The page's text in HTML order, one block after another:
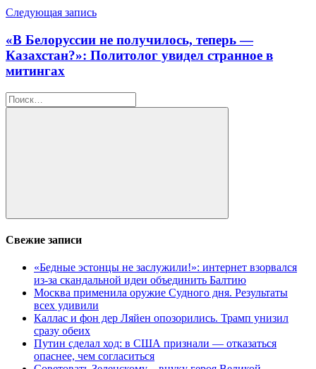
Следующая запись
«В Белоруссии не получилось, теперь —
Казахстан?»: Политолог увидел странное в
митингах
Найти:
Поиск
Свежие записи
«Бедные эстонцы не заслужили!»: интернет взорвался
из-за скандальной идеи объединить Балтию
Москва применила оружие Судного дня. Результаты
всех удивили
Каллас и фон дер Ляйен опозорились. Трамп унизил
сразу обеих
Путин сделал ход: в США признали — отказаться
опаснее, чем согласиться